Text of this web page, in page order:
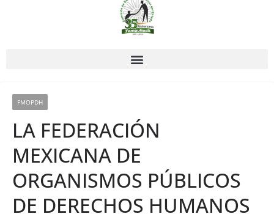
FMOPDH
LA FEDERACIÓN
MEXICANA DE
ORGANISMOS PÚBLICOS
DE DERECHOS HUMANOS